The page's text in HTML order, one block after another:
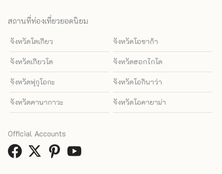
สถานที่ท่องเที่ยวยอดนิยม
จังหวัดโตเกียว จังหวัดโอซาก้า
จังหวัดเกียวโต จังหวัดฮอกไกโด
จังหวัดฟุกุโอกะ จังหวัดโอกินาว่า
จังหวัดคานากาวะ จังหวัดโอคายาม่า
Official Accounts